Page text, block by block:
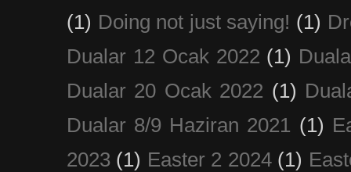
(1) Doing not just saying! (1)
Dualar 12 Ocak 2022 (1)
Dualar 20 Ocak 2022 (1)
Dualar 8/9 Haziran 2021 (1)
2023 (1) Easter 2 2024 (1)